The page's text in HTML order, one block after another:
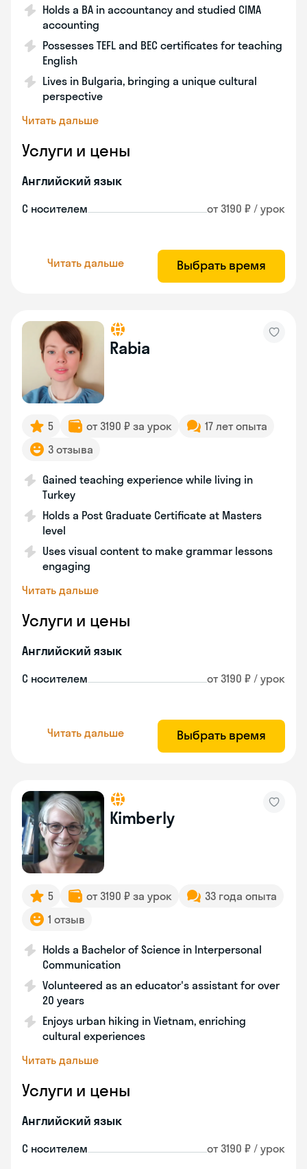
Holds a BA in accountancy and studied CIMA
accounting
Possesses TEFL and BEC certificates for teaching
English
Lives in Bulgaria, bringing a unique cultural
perspective
Читать дальше
Услуги и цены
Английский язык
С носителем от 3190 ₽ / урок
Читать дальше Выбрать время
Rabia
5 от 3190 ₽ за урок
17 лет опыта
3 отзыва
Gained teaching experience while living in
Turkey
Holds a Post Graduate Certificate at Masters
level
Uses visual content to make grammar lessons
engaging
Читать дальше
Услуги и цены
Английский язык
С носителем от 3190 ₽ / урок
Читать дальше Выбрать время
Kimberly
5 от 3190 ₽ за урок
33 года опыта
1 отзыв
Holds a Bachelor of Science in Interpersonal
Communication
Volunteered as an educator's assistant for over
20 years
Enjoys urban hiking in Vietnam, enriching
cultural experiences
Читать дальше
Услуги и цены
Английский язык
С носителем от 3190 ₽ / урок